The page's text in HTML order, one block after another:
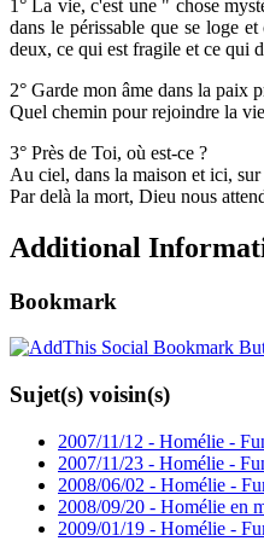
1° La vie, c'est une " chose
dans le périssable que se loge
deux, ce qui est fragile et ce qui
2° Garde mon âme dans la paix
Quel chemin pour rejoindre la
3° Près de Toi, où est-ce ?
Au ciel, dans la maison et ici,
Par delà la mort, Dieu nous
Additional
Bookmark
Sujet(s) voisin(s)
2007/11/12 - Homélie -
2007/11/23 - Homélie -
2008/06/02 - Homélie -
2008/09/20 - Homélie en
2009/01/19 - Homélie -